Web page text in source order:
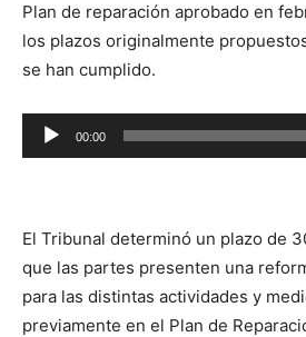
Plan de reparación aprobado en
los plazos originalmente
se han cumplido.
Reproductor
de
00:00
El Tribunal determinó un plazo de
que las partes presenten una
para las distintas actividades y
previamente en el Plan de